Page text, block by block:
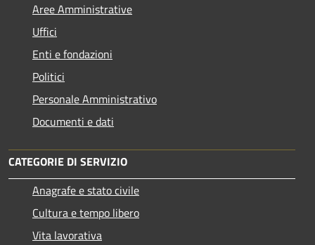
Aree Amministrative
Uffici
Enti e fondazioni
Politici
Personale Amministrativo
Documenti e dati
CATEGORIE DI SERVIZIO
Anagrafe e stato civile
Cultura e tempo libero
Vita lavorativa